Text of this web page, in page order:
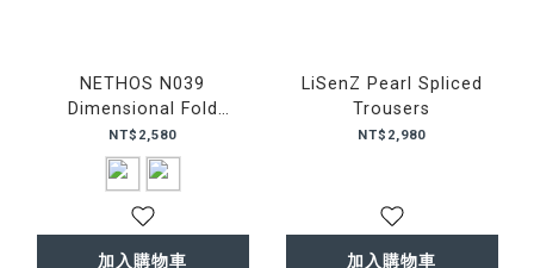
NETHOS N039
Dimensional Fold
Trousers 西裝褲
NT$2,580
加入購物車
LiSenZ Pearl Spliced
Trousers
NT$2,980
加入購物車